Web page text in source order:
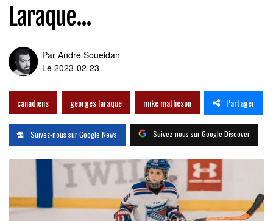
Laraque...
Par André Soueidan
Le 2023-02-23
canadiens georges laraque mike matheson Partager
Suivez-nous sur Google News Suivez-nous sur Google Discover